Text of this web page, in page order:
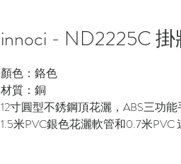
innoci - ND2225C
顏色：鉻色
材質：銅
12寸圓型不銹鋼頂花灑，ABS三功
1.5米PVC銀色花灑軟管和0.7米PVC